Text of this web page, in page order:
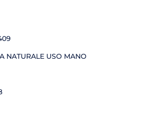
NATURALE USO MANO